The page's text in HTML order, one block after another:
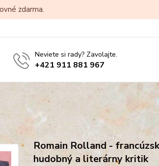
zdarma.
Neviete si rady? Zavolajte.
+421 911 881 967
Romain Rolland -
hudobný a literárny kritik